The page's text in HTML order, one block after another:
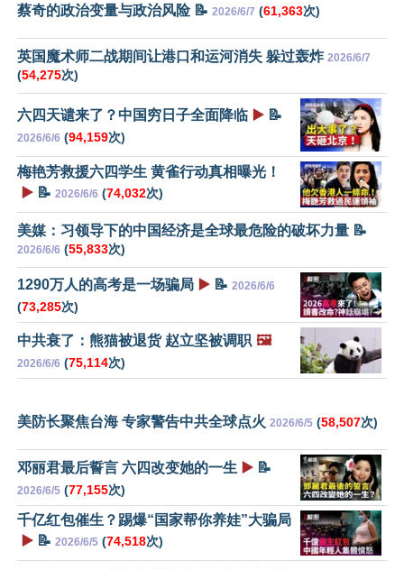
蔡奇的政治变量与政治风险 📝 2026/6/7 (61,363次)
英国魔术师二战期间让港口和运河消失 躲过轰炸 2026/6/7
(54,275次)
六四天谴来了？中国穷日子全面降临 ▶️ 📝
2026/6/6 (94,159次)
梅艳芳救援六四学生 黄雀行动真相曝光！
▶️ 📝 2026/6/6 (74,032次)
美媒：习领导下的中国经济是全球最危险的破坏力量 📝
2026/6/6 (55,833次)
1290万人的高考是一场骗局 ▶️ 📝 2026/6/6
(73,285次)
中共衰了：熊猫被退货 赵立坚被调职 🖼️
2026/6/6 (75,114次)
美防长聚焦台海 专家警告中共全球点火 2026/6/5 (58,507次)
邓丽君最后誓言 六四改变她的一生 ▶️ 📝
2026/6/5 (77,155次)
千亿红包催生？踢爆“国家帮你养娃”大骗局
▶️ 📝 2026/6/5 (74,518次)